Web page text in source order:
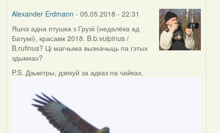
Alexander Erdmann - 05.05.2018 - 22:31
Яшчэ адна птушка з Грузіі (недалёка ад
Батумі), красавік 2018. B.b.vulpinus /
B.rufinus? Ці магчыма вызначыць па гэтых
здымках?
P.S. Дзьмітры, дзякуй за адказ па чайках.